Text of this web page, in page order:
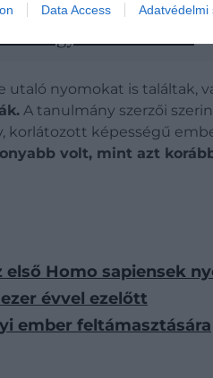
Data Access Adatvédelmi
közös ősét
utaló nyomokat is találtak,
A tanulmány szerzői
korlátozott képességű
volt, mint azt
Homo sapiensek
évvel ezelőtt
ember feltámasztására